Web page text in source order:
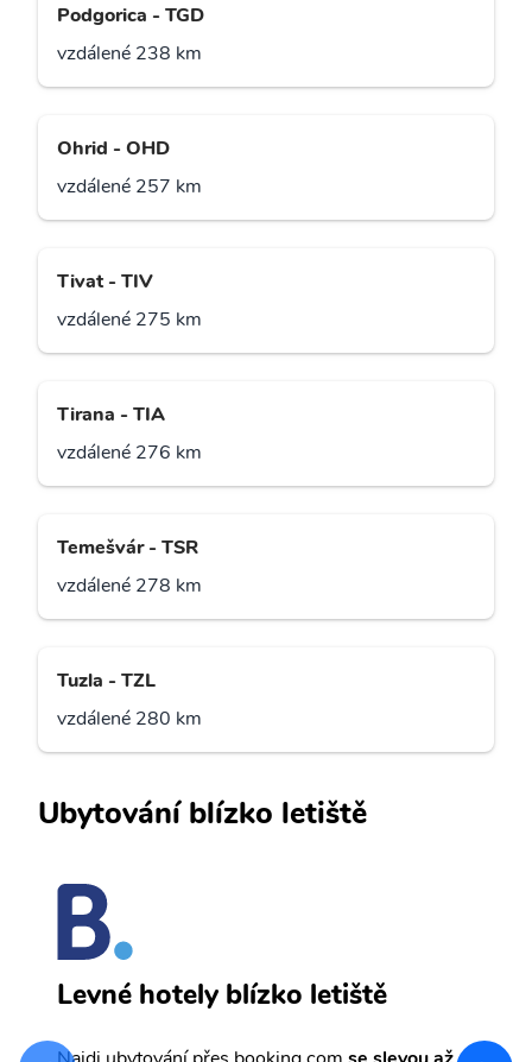
Podgorica - TGD
vzdálené 238 km
Ohrid - OHD
vzdálené 257 km
Tivat - TIV
vzdálené 275 km
Tirana - TIA
vzdálené 276 km
Temešvár - TSR
vzdálené 278 km
Tuzla - TZL
vzdálené 280 km
Ubytování blízko letiště
Levné hotely blízko letiště